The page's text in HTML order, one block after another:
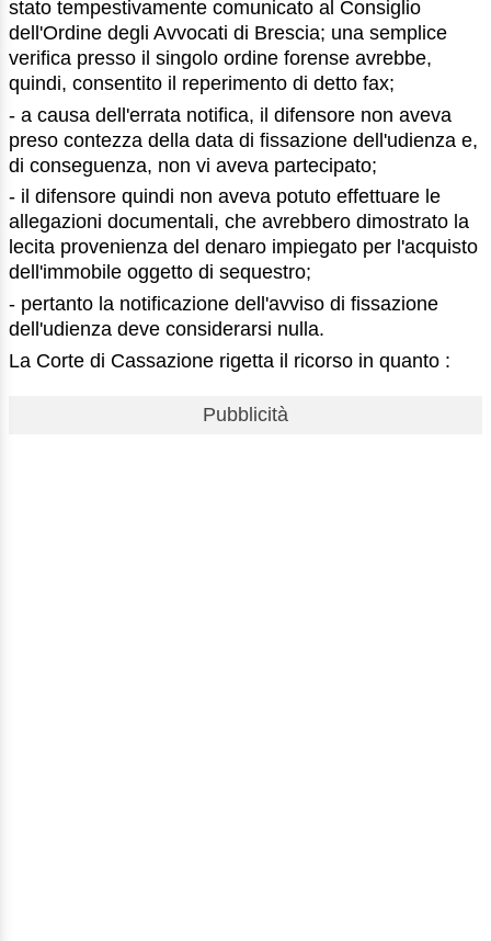
stato tempestivamente comunicato al Consiglio
dell'Ordine degli Avvocati di Brescia; una semplice
verifica presso il singolo ordine forense avrebbe,
quindi, consentito il reperimento di detto fax;
- a causa dell'errata notifica, il difensore non aveva
preso contezza della data di fissazione dell'udienza e,
di conseguenza, non vi aveva partecipato;
- il difensore quindi non aveva potuto effettuare le
allegazioni documentali, che avrebbero dimostrato la
lecita provenienza del denaro impiegato per l'acquisto
dell'immobile oggetto di sequestro;
- pertanto la notificazione dell'avviso di fissazione
dell'udienza deve considerarsi nulla.
La Corte di Cassazione rigetta il ricorso in quanto :
Pubblicità